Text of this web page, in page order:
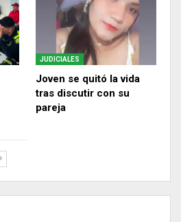
JUDICIALES
Joven se quitó la vida
tras discutir con su
pareja